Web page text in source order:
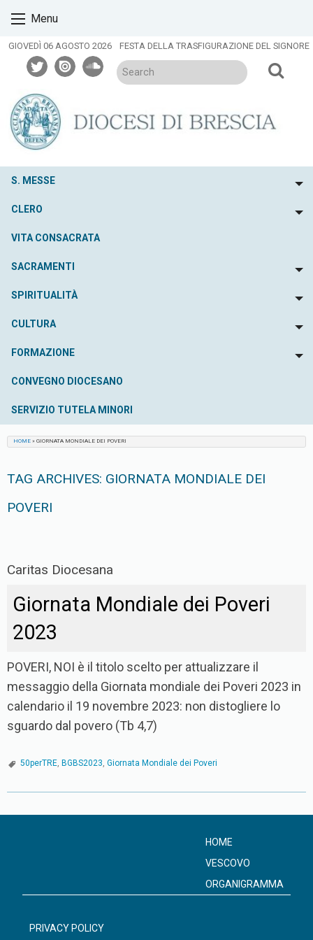
content
Menu
GIOVEDÌ 06 AGOSTO 2026 FESTA DELLA TRASFIGURAZIONE DEL SIGNORE
twitterissuusoundcloud
S. MESSE
CLERO
VITA CONSACRATA
SACRAMENTI
SPIRITUALITÀ
CULTURA
FORMAZIONE
CONVEGNO DIOCESANO
SERVIZIO TUTELA MINORI
HOME » GIORNATA MONDIALE DEI POVERI
TAG ARCHIVES: GIORNATA MONDIALE DEI
POVERI
Caritas Diocesana
Giornata Mondiale dei Poveri
2023
POVERI, NOI è il titolo scelto per attualizzare il
messaggio della Giornata mondiale dei Poveri 2023 in
calendario il 19 novembre 2023: non distogliere lo
sguardo dal povero (Tb 4,7)
50perTRE BGBS2023 Giornata Mondiale dei Poveri
HOME
VESCOVO
ORGANIGRAMMA
PRIVACY POLICY